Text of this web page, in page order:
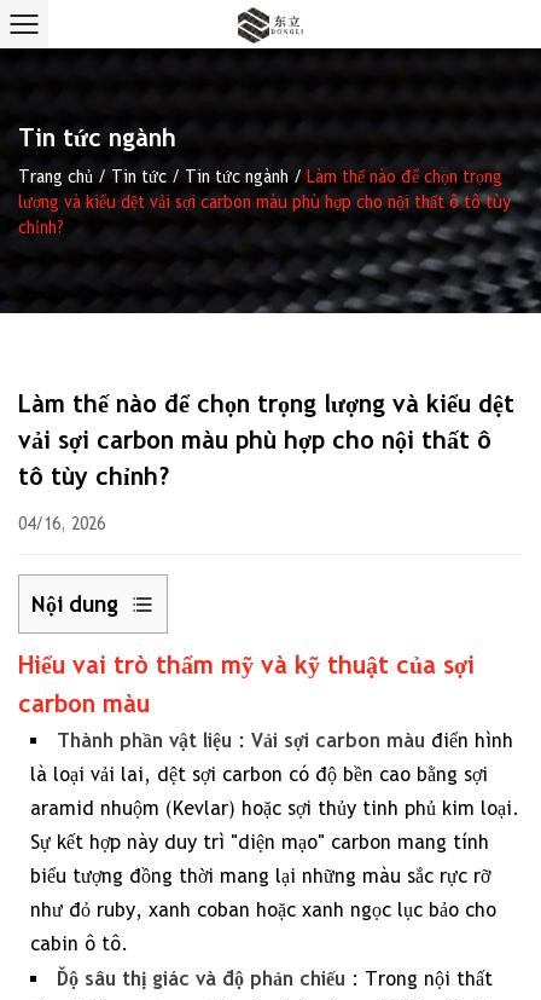
Tin tức ngành
Trang chủ / Tin tức / Tin tức ngành / Làm thế nào để chọn trọng
lượng và kiểu dệt vải sợi carbon màu phù hợp cho nội thất ô tô tùy
chỉnh?
Làm thế nào để chọn trọng lượng và kiểu dệt
vải sợi carbon màu phù hợp cho nội thất ô
tô tùy chỉnh?
04/16, 2026
Nội dung
1
Hiểu
vai
trò
thẩm
mỹ
và
kỹ
thuật
của
Hiểu vai trò thẩm mỹ và kỹ thuật của sợi
carbon màu
Thành phần vật liệu : Vải sợi carbon màu điển hình
là loại vải lai, dệt sợi carbon có độ bền cao bằng sợi
aramid nhuộm (Kevlar) hoặc sợi thủy tinh phủ kim loại.
Sự kết hợp này duy trì "diện mạo" carbon mang tính
biểu tượng đồng thời mang lại những màu sắc rực rỡ
như đỏ ruby, xanh coban hoặc xanh ngọc lục bảo cho
cabin ô tô.
Độ sâu thị giác và độ phản chiếu : Trong nội thất